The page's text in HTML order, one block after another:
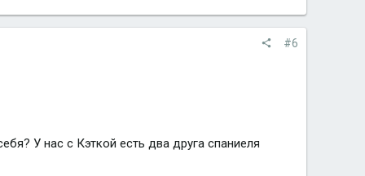
#6
У нас с Кэткой есть два друга спаниеля